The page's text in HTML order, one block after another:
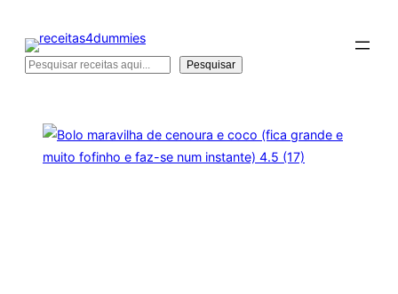
Pesquisar Pesquisar